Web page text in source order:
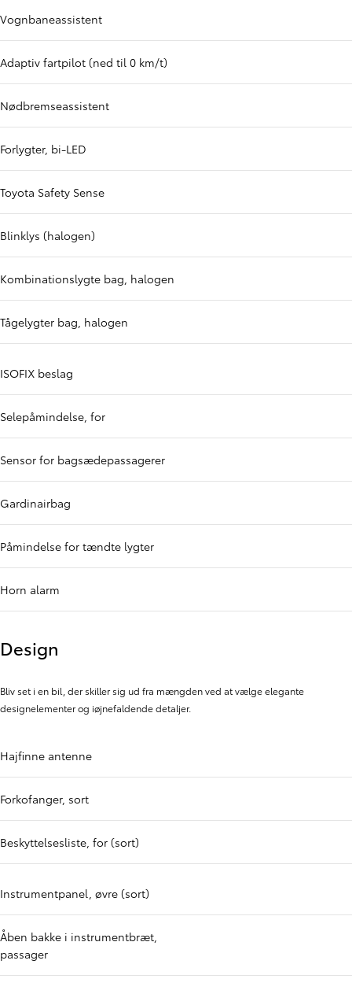
Vognbaneassistent
Adaptiv fartpilot (ned til 0 km/t)
Nødbremseassistent
Forlygter, bi-LED
Toyota Safety Sense
Blinklys (halogen)
Kombinationslygte bag, halogen
Tågelygter bag, halogen
ISOFIX beslag
Selepåmindelse, for
Sensor for bagsædepassagerer
Gardinairbag
Påmindelse for tændte lygter
Horn alarm
Design
Bliv set i en bil, der skiller sig ud fra mængden ved at vælge elegante
designelementer og iøjnefaldende detaljer.
Hajfinne antenne
Forkofanger, sort
Beskyttelsesliste, for (sort)
Instrumentpanel, øvre (sort)
Åben bakke i instrumentbræt,
passager